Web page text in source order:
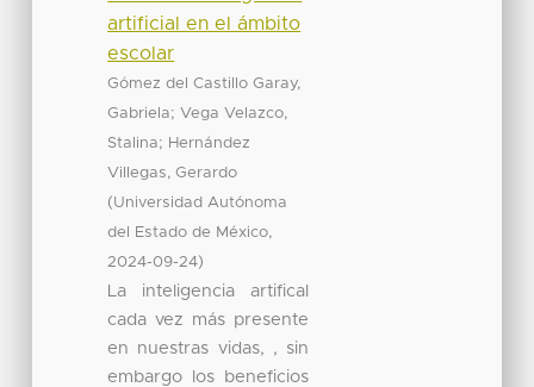
artificial en el ámbito
escolar
Gómez del Castillo Garay,
Gabriela;Vega Velazco,
Stalina; Hernández
Villegas, Gerardo
(Universidad Autónoma
del Estado de México,
2024-09-24)
La inteligencia artifical
cada vez más presente
en nuestras vidas, , sin
embargo los beneficios